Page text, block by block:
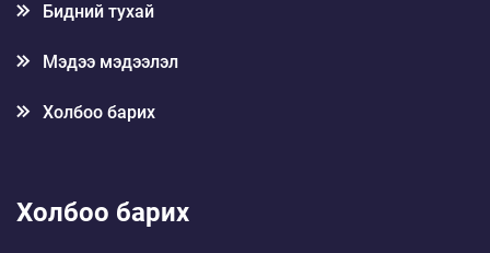
2024-11-20
Бидний тухай
Мэдээ мэдээлэл
Холбоо барих
Холбоо барих